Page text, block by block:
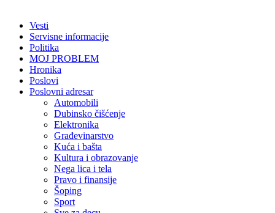
Vesti
Servisne informacije
Politika
MOJ PROBLEM
Hronika
Poslovi
Poslovni adresar
Automobili
Dubinsko čišćenje
Elektronika
Građevinarstvo
Kuća i bašta
Kultura i obrazovanje
Nega lica i tela
Pravo i finansije
Šoping
Sport